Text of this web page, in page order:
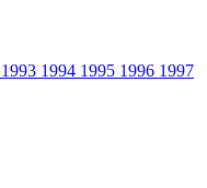
1993 1994 1995 1996 1997